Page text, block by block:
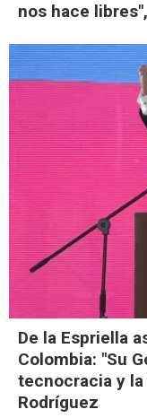
nos hace
De la Espriella
Colombia: "Su
tecnocracia y la
Rodríguez